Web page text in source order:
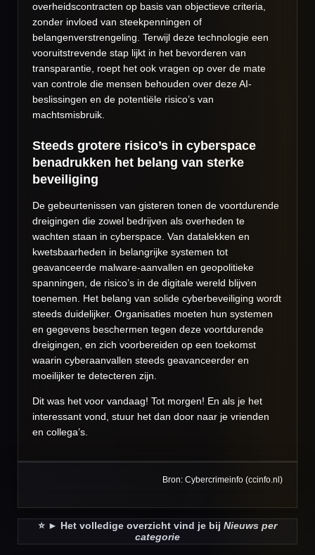
overheidscontracten op basis van objectieve criteria,
zonder invloed van steekpenningen of
belangenverstrengeling. Terwijl deze technologie een
vooruitstrevende stap lijkt in het bevorderen van
transparantie, roept het ook vragen op over de mate
van controle die mensen behouden over deze AI-
beslissingen en de potentiële risico’s van
machtsmisbruik.
Steeds grotere risico’s in cyberspace
benadrukken het belang van sterke
beveiliging
De gebeurtenissen van gisteren tonen de voortdurende
dreigingen die zowel bedrijven als overheden te
wachten staan in cyberspace. Van datalekken en
kwetsbaarheden in belangrijke systemen tot
geavanceerde malware-aanvallen en geopolitieke
spanningen, de risico’s in de digitale wereld blijven
toenemen. Het belang van solide cyberbeveiliging wordt
steeds duidelijker. Organisaties moeten hun systemen
en gegevens beschermen tegen deze voortdurende
dreigingen, en zich voorbereiden op een toekomst
waarin cyberaanvallen steeds geavanceerder en
moeilijker te detecteren zijn.
Dit was het voor vandaag! Tot morgen! En als je het
interessant vond, stuur het dan door naar je vrienden
en collega’s.
Bron: Cybercrimeinfo (ccinfo.nl)
⭐️ ► Het volledige overzicht vind je bij Nieuws per
categorie